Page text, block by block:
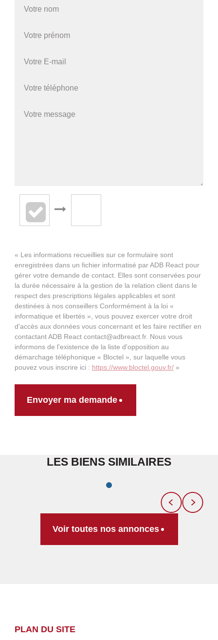
« Les informations recueillies sur ce formulaire sont
enregistrées dans un fichier informatisé par ADB React pour
gérer votre demande de contact. Elles sont conservées pour
la durée nécessaire à la gestion de la relation client dans le
respect des prescriptions légales applicables et sont
destinées à nos conseillers Conformément à la loi «
informatique et libertés », vous pouvez exercer votre droit
d'accès aux données vous concernant et les faire rectifier en
contactant ADB React contact@adbreact.fr. Nous vous
informons de l'existence de la liste d'opposition au
démarchage téléphonique « Bloctel », sur laquelle vous
pouvez vous inscrire ici : https://www.bloctel.gouv.fr/ »
Envoyer ma demande
LES BIENS SIMILAIRES
Voir toutes nos annonces
PLAN DU SITE